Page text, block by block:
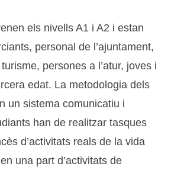
els nivells A1 i A2 i estan
personal de l’ajuntament,
persones a l’atur, joves i
edat. La metodologia dels
un sistema comunicatiu i
han de realitzar tasques
d’activitats reals de la vida
una part d’activitats de